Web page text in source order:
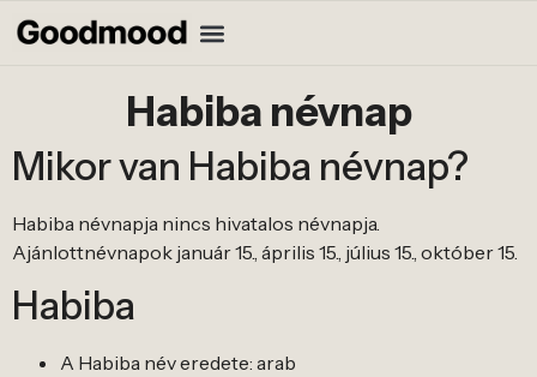
Habiba névnap
Mikor van Habiba névnap?
Habiba névnapja nincs hivatalos névnapja.
Ajánlottnévnapok január 15., április 15., július 15., október 15.
Habiba
A Habiba név eredete: arab